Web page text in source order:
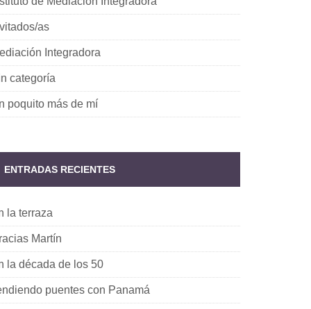
as
Integradora
categoría
poquito más de mí
ENTRADAS RECIENTES
la terraza
Martín
la década de los 50
puentes con Panamá